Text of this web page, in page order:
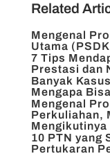
Related
Mengenal
Utama
7 Tips
Prestasi dan
Banyak
Mengapa
Mengenal
Perkuliahan,
Mengikutinya
10 PTN yang
Pertukaran